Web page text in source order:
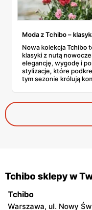
Moda z Tchibo –
Nowa kolekcja Tchibo
klasyki z nutą
elegancję, wygodę i
stylizacje, które
tym sezonie królują
Tchibo sklepy w
Tchibo
Warszawa, ul. Nowy